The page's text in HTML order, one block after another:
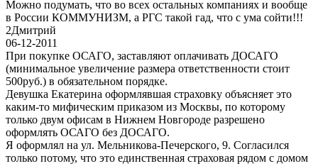
Можно подумать, что во всех остальных компаниях и вообще
в России КОММУНИЗМ, а РГС такой гад, что с ума сойти!!!
2Дмитрий
06-12-2011
При покупке ОСАГО, заставляют оплачивать ДОСАГО
(минимальное увеличение размера ответственности стоит
500руб.) в обязательном порядке.
Девушка Екатерина оформлявшая страховку объясняет это
каким-то мифическим приказом из Москвы, по которому
только двум офисам в Нижнем Новгороде разрешено
оформлять ОСАГО без ДОСАГО.
Я оформлял на ул. Мельникова-Печерского, 9. Согласился
только потому, что это единственная страховая рядом с домом